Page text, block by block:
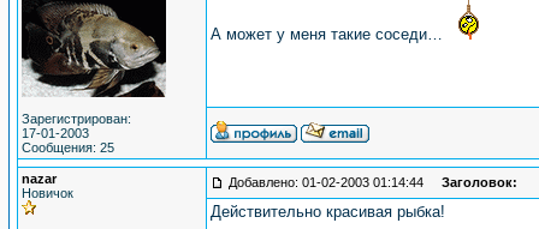
Зарегистрирован:
17-01-2003
Сообщения: 25
А может у меня такие соседи…
nazar
Новичок
Добавлено: 01-02-2003 01:14:44 Заголовок:
Действительно красивая рыбка!